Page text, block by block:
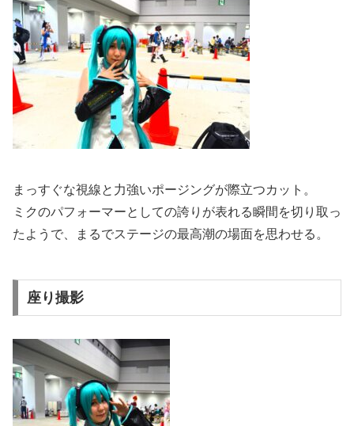
まっすぐな視線と力強いポージングが際立つカット。
ミクのパフォーマーとしての誇りが表れる瞬間を切り取っ
たようで、まるでステージの最高潮の場面を思わせる。
座り撮影